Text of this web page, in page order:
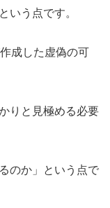
いう点です。
成した虚偽の可
りと見極める必要
のか」という点で